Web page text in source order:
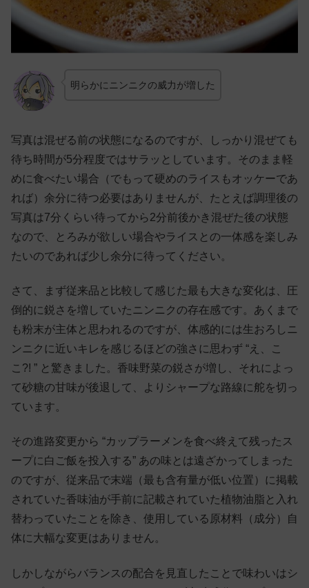
明らかにニンニクの威力が増した
写真は混ぜる前の状態になるのですが、しっかり混ぜても
待ち時間が5分程度ではサラッとしています。そのまま軽
めに食べたい場合（でもって硬めのライスもオッケーであ
れば）余分に待つ必要はありませんが、たとえば調理後の
写真は7分くらい待ってから2分前後かき混ぜた後の状態
なので、とろみが欲しい場合やライスとの一体感を楽しみ
たいのであれば少し余分に待ってください。
さて、まず従来品と比較して感じた最も大きな変化は、圧
倒的に鋭さを増していたニンニクの存在感です。あくまで
も粉末が主体と思われるのですが、体感的には生おろしニ
ンニクに近いキレを感じるほどの強さに思わず “え、こ
こ?! ” と驚きました。香味野菜の鋭さが増し、それによっ
て砂糖の甘味が後退して、よりシャープな路線に舵を切っ
ています。
その進路変更から “カップラーメンを食べ終えて残ったス
ープに白ご飯を投入する” あの味とは遠ざかってしまった
のですが、従来品で末端（最も含有量が低い位置）に掲載
されていた香味油が手前に記載されていた植物油脂と入れ
替わっていたことを除き、使用している原材料（成分）自
体に大幅な変更はありません。
しかしながらバランスの配合を見直したことで味わいはシ